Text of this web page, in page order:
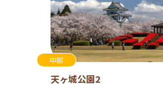
中部
天ヶ城公園2